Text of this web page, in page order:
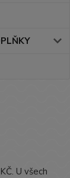
U všech